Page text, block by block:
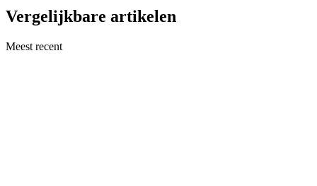
Vergelijkbare artikelen
Meest recent